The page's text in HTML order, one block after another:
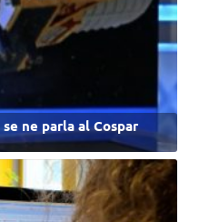
ne parla al Cospar